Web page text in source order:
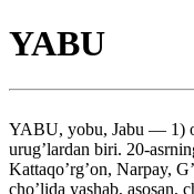
YABU
YABU, yobu, Jabu — 1)
urug’lardan biri. 20-
Kattaqo’rg’on, Narpay,
cho’lida yashab, asosan,